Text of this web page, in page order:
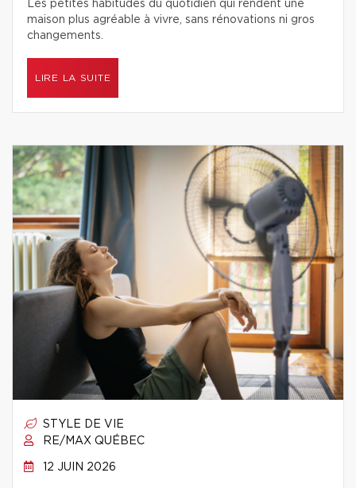
Les petites habitudes du quotidien qui rendent une
maison plus agréable à vivre, sans rénovations ni gros
changements.
LIRE LA SUITE
STYLE DE VIE
RE/MAX QUÉBEC
12 JUIN 2026